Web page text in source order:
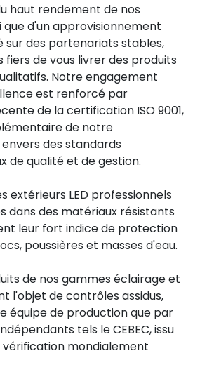
haut rendement de nos
que d'un approvisionnement
sur des partenariats stables,
fiers de vous livrer des produits
Notre engagement
est renforcé par
de la certification ISO 9001,
de notre
des standards
de qualité et de gestion.
extérieurs LED professionnels
dans des matériaux résistants
leur fort indice de protection
poussières et masses d'eau.
de nos gammes éclairage et
l'objet de contrôles assidus,
équipe de production que par
tels le CEBEC, issu
vérification mondialement